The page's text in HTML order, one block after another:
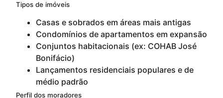
Tipos de imóveis
Casas e sobrados em áreas mais antigas
Condomínios de apartamentos em expansão
Conjuntos habitacionais (ex: COHAB José
Bonifácio)
Lançamentos residenciais populares e de
médio padrão
Perfil dos moradores